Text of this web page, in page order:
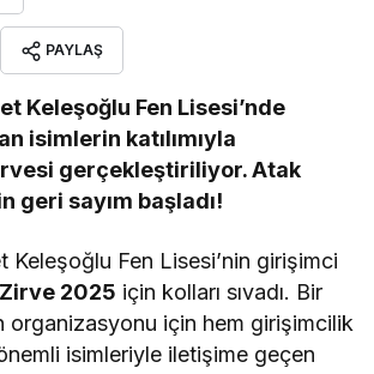
PAYLAŞ
Keleşoğlu Fen Lisesi’nde
isimlerin katılımıyla
gerçekleştiriliyor. Atak
geri sayım başladı!
Keleşoğlu Fen Lisesi’nin girişimci
2025 için kolları sıvadı. Bir
organizasyonu için hem girişimcilik
isimleriyle iletişime geçen